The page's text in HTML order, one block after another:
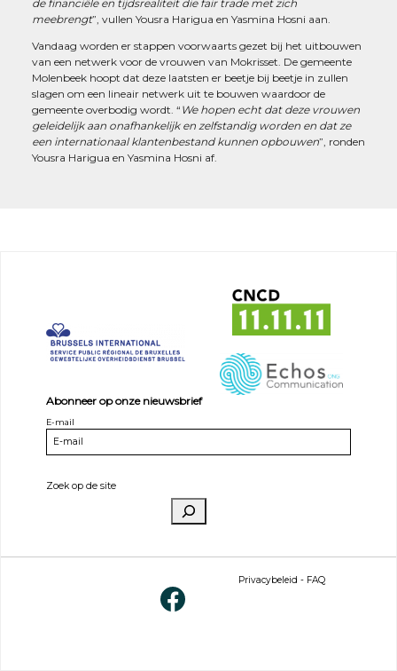
de financiële en tijdsrealiteit die fair trade met zich
meebrengt”, vullen Yousra Harigua en Yasmina Hosni aan.
Vandaag worden er stappen voorwaarts gezet bij het uitbouwen
van een netwerk voor de vrouwen van Mokrisset. De gemeente
Molenbeek hoopt dat deze laatsten er beetje bij beetje in zullen
slagen om een lineair netwerk uit te bouwen waardoor de
gemeente overbodig wordt. “ We hopen echt dat deze vrouwen
geleidelijk aan onafhankelijk en zelfstandig worden en dat ze
een internationaal klantenbestand kunnen opbouwen”, ronden
Yousra Harigua en Yasmina Hosni af.
Abonneer op onze nieuwsbrief
E-mail
Zoek op de site
Privacybeleid - FAQ